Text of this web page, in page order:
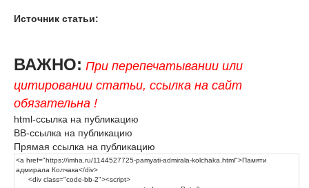
Источник статьи:
ВАЖНО: При перепечатывании или
цитировании статьи, ссылка на сайт
обязательна !
html-ссылка на публикацию
BB-ссылка на публикацию
Прямая ссылка на публикацию